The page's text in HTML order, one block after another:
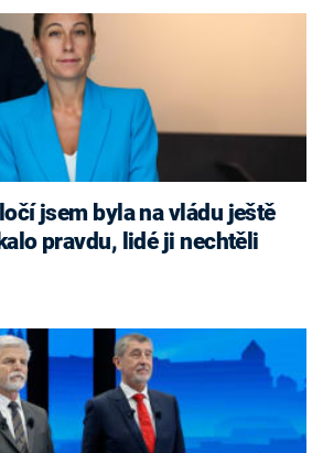
jsem byla na vládu ještě
pravdu, lidé ji nechtěli